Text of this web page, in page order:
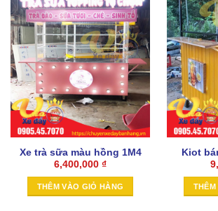
Xe trà sữa màu hồng 1M4
6,400,000 ₫
THÊM VÀO GIỎ HÀNG
Kiot